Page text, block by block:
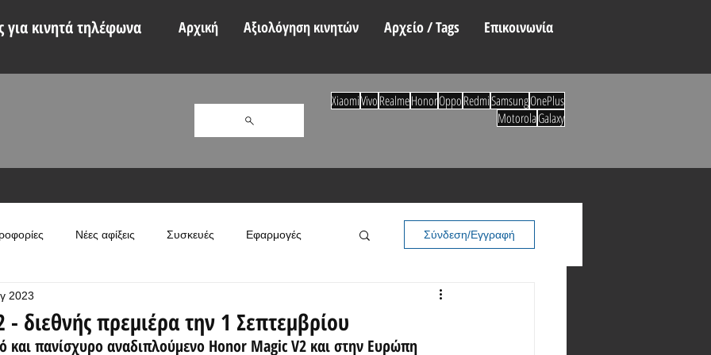
για κινητά τηλέφωνα Αρχική Αξιολόγηση κινητών Αρχείο / Tags Επικοινωνία
Νέες αφίξεις Συσκευές Εφαρμογές Σύνδεση/Εγγραφή
διεθνής πρεμιέρα την 1 Σεπτεμβρίου
2023
και πανίσχυρο αναδιπλούμενο Honor Magic V2 και στην Ευρώπη
XiaomiVivoRealmeHonorOppoRedmiSamsungOnePlus
MotorolaGalaxy